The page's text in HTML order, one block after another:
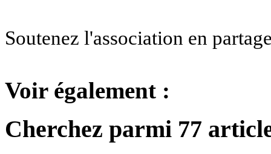
Soutenez l'association en
Voir également :
Cherchez parmi 77